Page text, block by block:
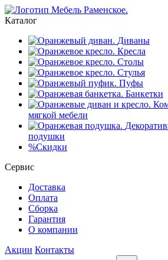
Каталог
Диваны
Кресла
Столы
Стулья
Пуфы
Банкетки
мягкой мебели
подушки
%Скидки
Сервис
Доставка
Оплата
Сборка
Гарантия
О компании
Акции Контакты